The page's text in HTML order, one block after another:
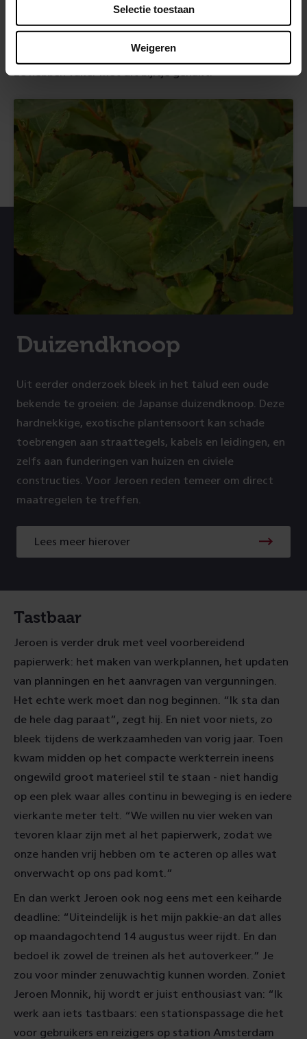
Selectie toestaan
Weigeren
beveiligingsinstallaties daarop aan? Verder is het voor
de aannemer niet zo spannend of ze het spoor
kaarsrecht of met een slinger terug moeten plaatsen.
Ze hebben vaker met dit bijltje gehakt.”
Duizendknoop
Uit eerder onderzoek bleek in het talud een oude
bekende te groeien: de Japanse duizendknoop. Deze
hardnekkige, exotische plantensoort kan schade
toebrengen aan straattegels, kabels en leidingen, en
zelfs aan funderingen van huizen en civiele
constructies. Voor Jeroen reden temeer om direct
maatregelen te treffen.
Lees meer hierover
Lees
meer
Tastbaar
Jeroen is verder druk met veel voorbereidend
papierwerk: het maken van werkplannen, het updaten
van planningen en het aanvragen van vergunningen.
Het echte werk moet dan nog beginnen. “Ik sta dan
de hele dag paraat”, zegt hij. En niet voor niets, zo
bleek tijdens de werkzaamheden van vorig jaar. Toen
kwam midden op het compacte werkterrein ineens
ongewild groot materieel stil te staan - niet handig
op een plek waar alles continu in beweging is en iedere
vierkante meter telt. “We willen nu vier weken van
tevoren klaar zijn met al het papierwerk, zodat we
onze handen vrij hebben om te acteren op alles wat
onverwacht op ons pad komt.”
En dan werkt Jeroen ook nog eens met een keiharde
deadline: “Uiteindelijk is het mijn pakkie-an dat alles
op maandagochtend 14 augustus weer rijdt. En dan
bedoel ik zowel de treinen als het autoverkeer.” Je
zou voor minder zenuwachtig kunnen worden. Zoniet
Jeroen Monnik, hij wordt er juist enthousiast van: “Ik
werk aan iets tastbaars: een stationspassage die het
voor gebruikers en reizigers op station Amsterdam